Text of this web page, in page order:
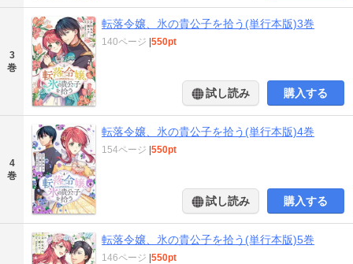
3
巻
転落令嬢、氷の貴公子を拾う(単行本版)3巻
140ページ |550pt
試し読み 購入する
4
巻
転落令嬢、氷の貴公子を拾う(単行本版)4巻
154ページ |550pt
試し読み 購入する
転落令嬢、氷の貴公子を拾う(単行本版)5巻
146ページ |550pt